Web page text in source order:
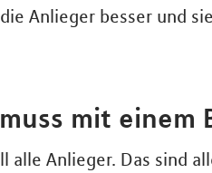
Anlieger besser und
mit einem
alle Anlieger. Das sind